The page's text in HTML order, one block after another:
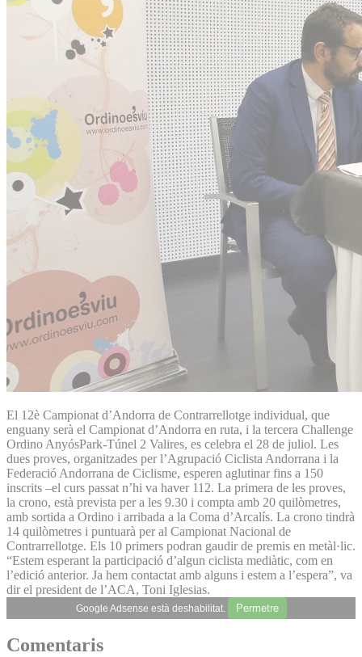
El 12è Campionat d’Andorra de Contrarrellotge individual, que
enguany serà el Campionat d’Andorra en ruta, i la tercera Challenge
Ordino AnyósPark-Túnel 2 Valires, es celebra el 28 de juliol. Les
dues proves, organitzades per l’Agrupació Ciclista Andorrana i la
Federació Andorrana de Ciclisme, esperen aglutinar fins a 150
inscrits –el curs passat n’hi va haver 112. La primera de les proves,
la crono, està prevista per a les 9.30 i compta amb 20 quilòmetres,
amb sortida a Ordino i arribada a la Coma d’Arcalís. La crono tindrà
14 quilòmetres i puntuarà per al Campionat Nacional de
Contrarrellotge. Els 10 primers podran gaudir de premis en metàl·lic.
“Estem esperant la participació d’algun ciclista mediàtic, com en
l’edició anterior. Ja hem contactat amb alguns i estem a l’espera”, va
dir el president de l’ACA, Toni Iglesias.
Google Adsense està deshabilitat. Permetre
Comentaris